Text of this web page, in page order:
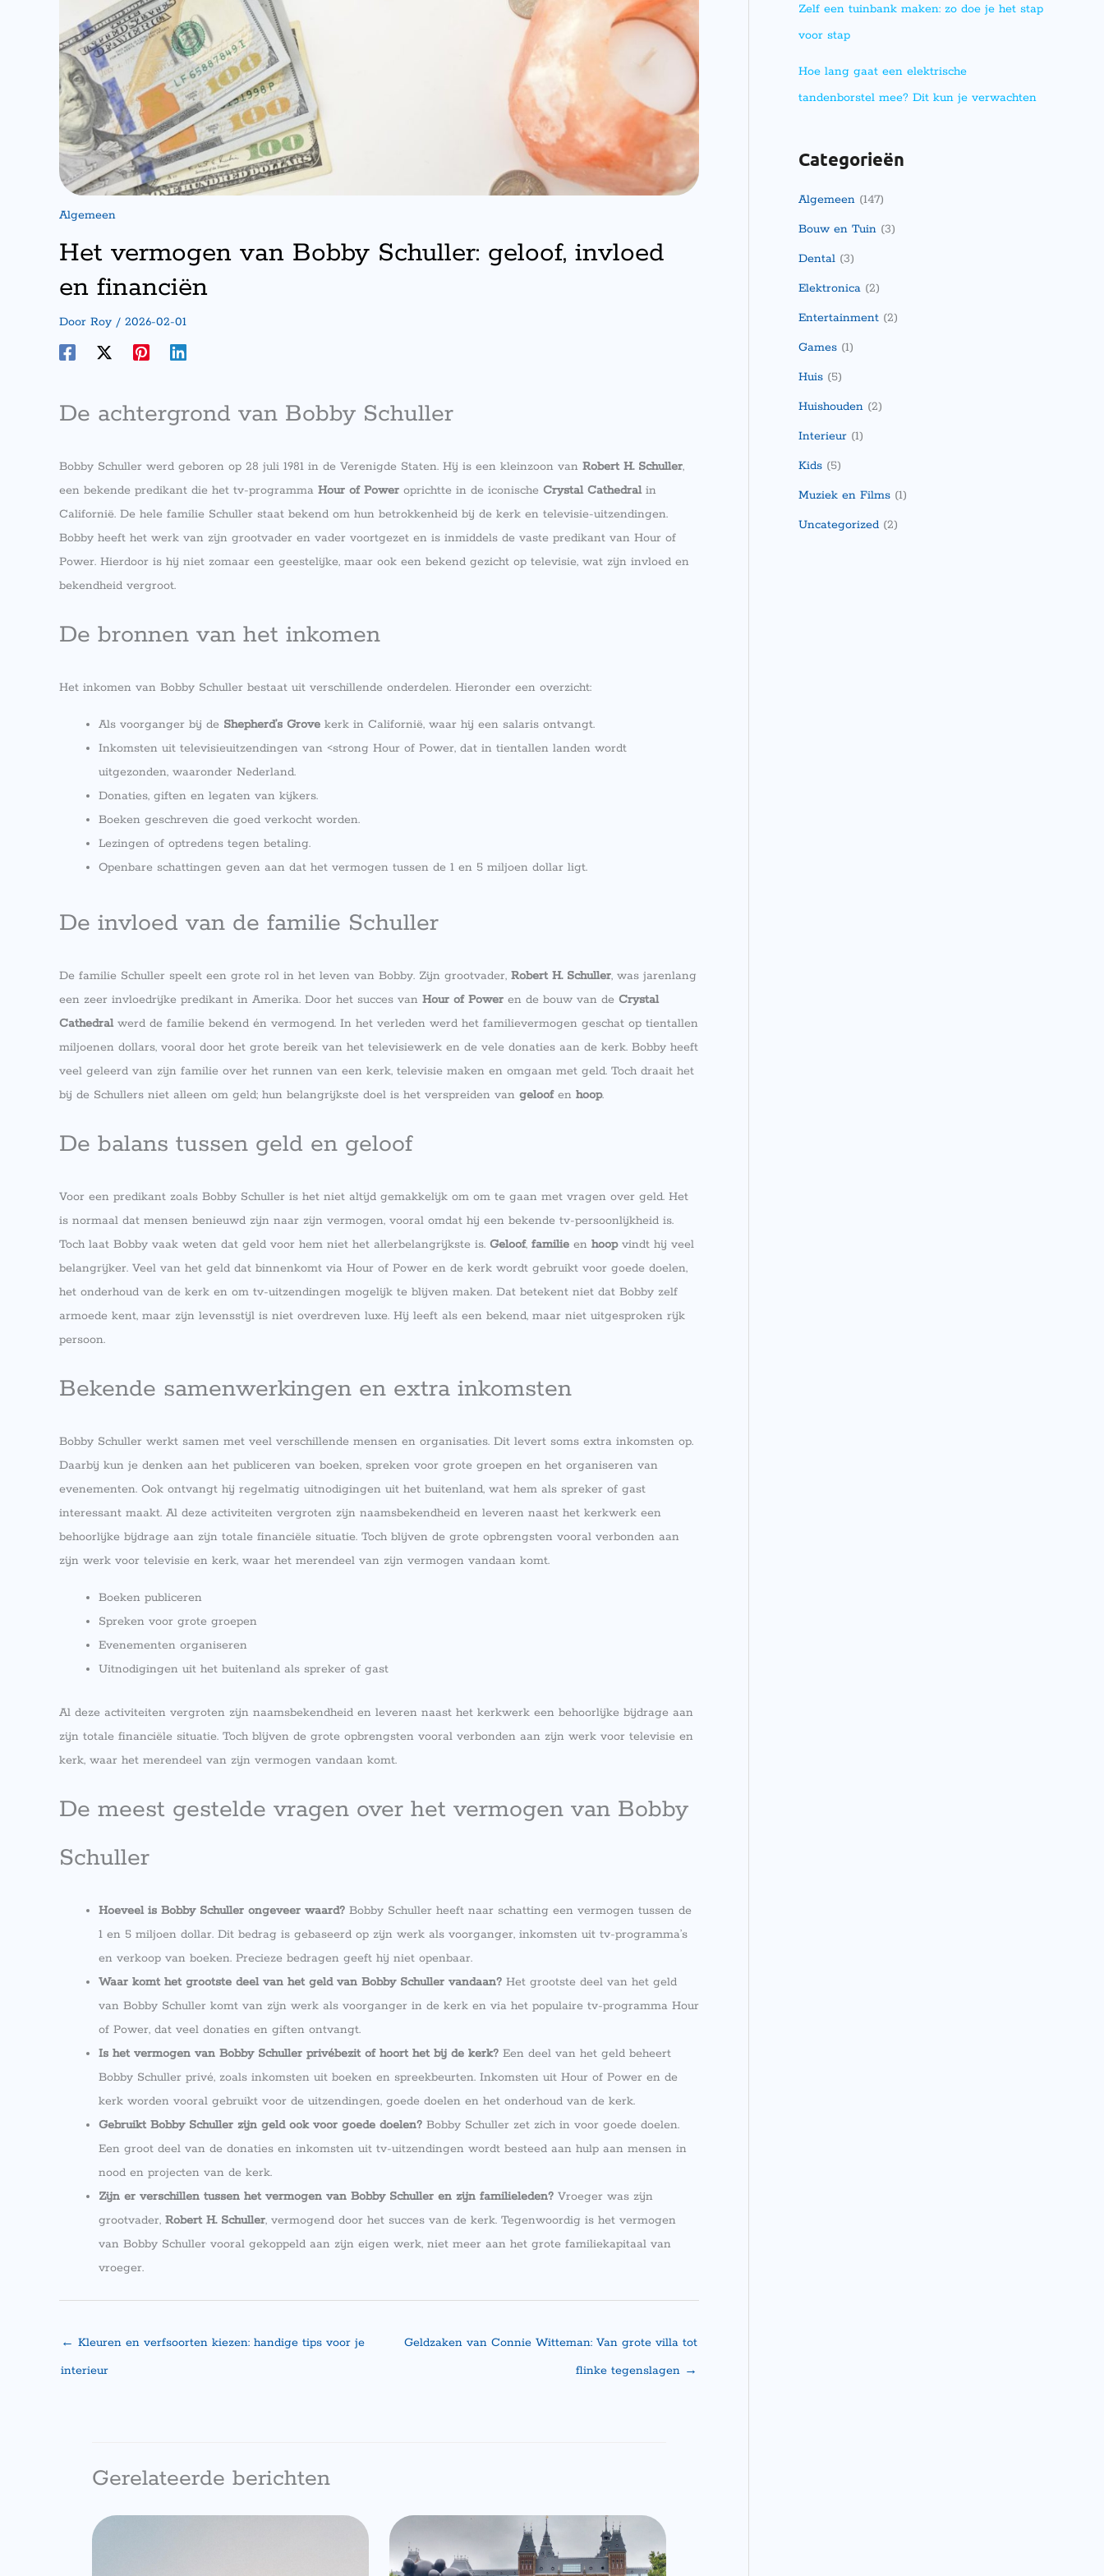
Algemeen
Het vermogen van Bobby Schuller: geloof, invloed
en financiën
Door Roy / 2026-02-01
De achtergrond van Bobby Schuller
Bobby Schuller werd geboren op 28 juli 1981 in de Verenigde Staten. Hij is een kleinzoon van Robert H. Schuller,
een bekende predikant die het tv-programma Hour of Power oprichtte in de iconische Crystal Cathedralin
Californië. De hele familie Schuller staat bekend om hun betrokkenheid bij de kerk en televisie-uitzendingen.
Bobby heeft het werk van zijn grootvader en vader voortgezet en is inmiddels de vaste predikant van Hour of
Power. Hierdoor is hij niet zomaar een geestelijke, maar ook een bekend gezicht op televisie, wat zijn invloed en
bekendheid vergroot.
De bronnen van het inkomen
Het inkomen van Bobby Schuller bestaat uit verschillende onderdelen. Hieronder een overzicht:
Als voorganger bij de Shepherd’s Grove kerk in Californië, waar hij een salaris ontvangt.
Inkomsten uit televisieuitzendingen van <strong Hour of Power, dat in tientallen landen wordt
uitgezonden, waaronder Nederland.
Donaties, giften en legaten van kijkers.
Boeken geschreven die goed verkocht worden.
Lezingen of optredens tegen betaling.
Openbare schattingen geven aan dat het vermogen tussen de 1 en 5 miljoen dollar ligt.
De invloed van de familie Schuller
De familie Schuller speelt een grote rol in het leven van Bobby. Zijn grootvader, Robert H. Schuller, was jarenlang
een zeer invloedrijke predikant in Amerika. Door het succes van Hour of Power en de bouw van de Crystal
Cathedralwerd de familie bekend én vermogend. In het verleden werd het familievermogen geschat op tientallen
miljoenen dollars, vooral door het grote bereik van het televisiewerk en de vele donaties aan de kerk. Bobby heeft
veel geleerd van zijn familie over het runnen van een kerk, televisie maken en omgaan met geld. Toch draait het
bij de Schullers niet alleen om geld; hun belangrijkste doel is het verspreiden van geloofen hoop.
De balans tussen geld en geloof
Voor een predikant zoals Bobby Schuller is het niet altijd gemakkelijk om om te gaan met vragen over geld. Het
is normaal dat mensen benieuwd zijn naar zijn vermogen, vooral omdat hij een bekende tv-persoonlijkheid is.
Toch laat Bobby vaak weten dat geld voor hem niet het allerbelangrijkste is. Geloof, familie en hoopvindt hij veel
belangrijker. Veel van het geld dat binnenkomt via Hour of Power en de kerk wordt gebruikt voor goede doelen,
het onderhoud van de kerk en om tv-uitzendingen mogelijk te blijven maken. Dat betekent niet dat Bobby zelf
armoede kent, maar zijn levensstijl is niet overdreven luxe. Hij leeft als een bekend, maar niet uitgesproken rijk
persoon.
Bekende samenwerkingen en extra inkomsten
Bobby Schuller werkt samen met veel verschillende mensen en organisaties. Dit levert soms extra inkomsten op.
Daarbij kun je denken aan het publiceren van boeken, spreken voor grote groepen en het organiseren van
evenementen. Ook ontvangt hij regelmatig uitnodigingen uit het buitenland, wat hem als spreker of gast
interessant maakt. Al deze activiteiten vergroten zijn naamsbekendheid en leveren naast het kerkwerk een
behoorlijke bijdrage aan zijn totale financiële situatie. Toch blijven de grote opbrengsten vooral verbonden aan
zijn werk voor televisie en kerk, waar het merendeel van zijn vermogen vandaan komt.
Boeken publiceren
Spreken voor grote groepen
Evenementen organiseren
Uitnodigingen uit het buitenland als spreker of gast
Al deze activiteiten vergroten zijn naamsbekendheid en leveren naast het kerkwerk een behoorlijke bijdrage aan
zijn totale financiële situatie. Toch blijven de grote opbrengsten vooral verbonden aan zijn werk voor televisie en
kerk, waar het merendeel van zijn vermogen vandaan komt.
De meest gestelde vragen over het vermogen van Bobby
Schuller
Hoeveel is Bobby Schuller ongeveer waard? Bobby Schuller heeft naar schatting een vermogen tussen de
1 en 5 miljoen dollar. Dit bedrag is gebaseerd op zijn werk als voorganger, inkomsten uit tv-programma’s
en verkoop van boeken. Precieze bedragen geeft hij niet openbaar.
Waar komt het grootste deel van het geld van Bobby Schuller vandaan? Het grootste deel van het geld
van Bobby Schuller komt van zijn werk als voorganger in de kerk en via het populaire tv-programma Hour
of Power, dat veel donaties en giften ontvangt.
Is het vermogen van Bobby Schuller privébezit of hoort het bij de kerk? Een deel van het geld beheert
Bobby Schuller privé, zoals inkomsten uit boeken en spreekbeurten. Inkomsten uit Hour of Power en de
kerk worden vooral gebruikt voor de uitzendingen, goede doelen en het onderhoud van de kerk.
Gebruikt Bobby Schuller zijn geld ook voor goede doelen? Bobby Schuller zet zich in voor goede doelen.
Een groot deel van de donaties en inkomsten uit tv-uitzendingen wordt besteed aan hulp aan mensen in
nood en projecten van de kerk.
Zijn er verschillen tussen het vermogen van Bobby Schuller en zijn familieleden? Vroeger was zijn
grootvader, Robert H. Schuller, vermogend door het succes van de kerk. Tegenwoordig is het vermogen
van Bobby Schuller vooral gekoppeld aan zijn eigen werk, niet meer aan het grote familiekapitaal van
vroeger.
← Kleuren en verfsoorten kiezen: handige tips voor je
interieur
Geldzaken van Connie Witteman: Van grote villa tot
flinke tegenslagen →
Gerelateerde berichten
Zelf een tuinbank maken: zo doe je het stap
voor stap
Hoe lang gaat een elektrische
tandenborstel mee? Dit kun je verwachten
Categorieën
Algemeen (147)
Bouw en Tuin (3)
Dental (3)
Elektronica (2)
Entertainment (2)
Games (1)
Huis (5)
Huishouden (2)
Interieur (1)
Kids (5)
Muziek en Films (1)
Uncategorized (2)